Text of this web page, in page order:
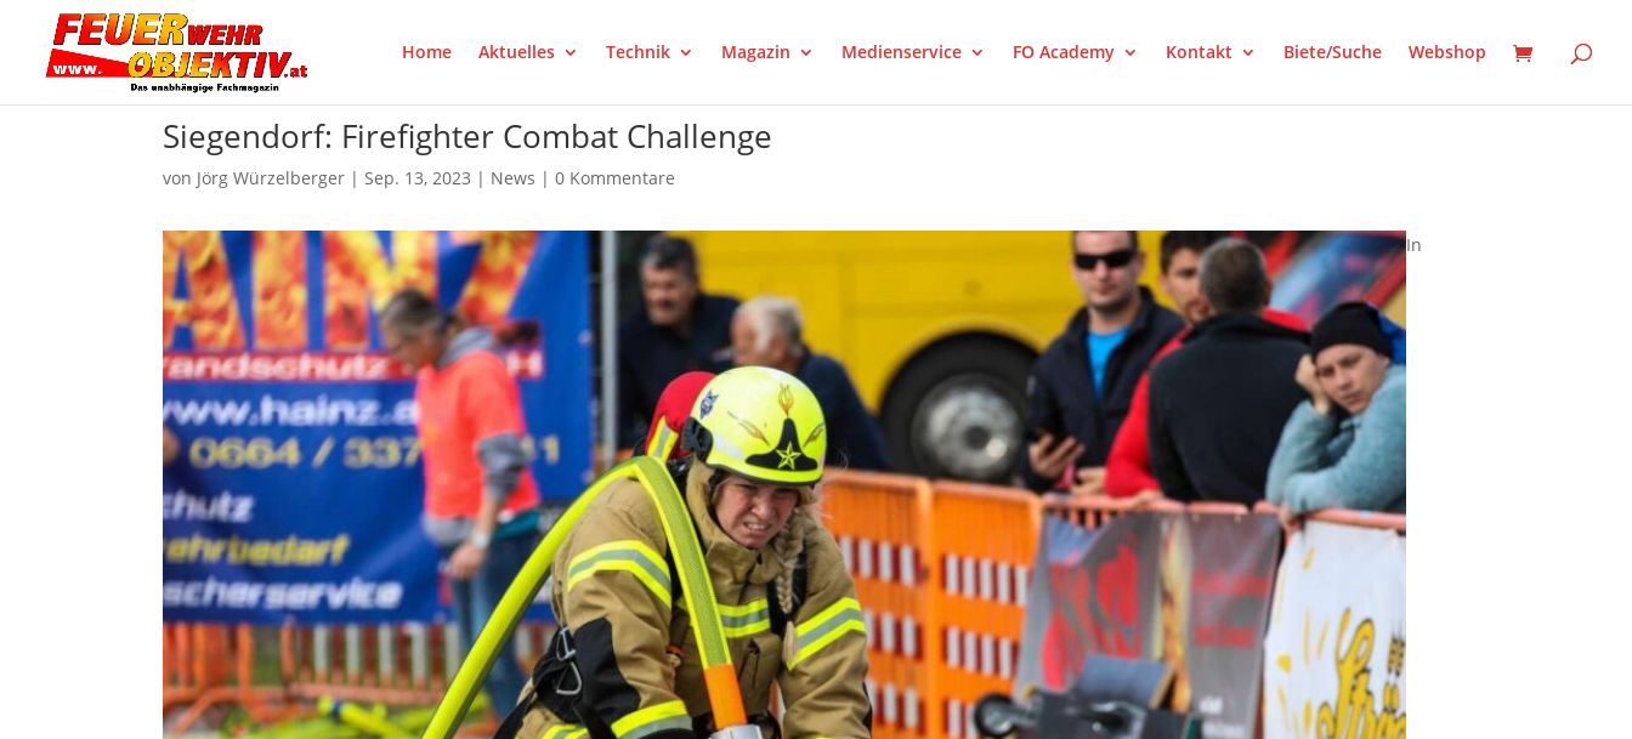
Home Aktuelles Technik Magazin Medienservice FO Academy Kontakt Biete/Suche Webshop
Siegendorf: Firefighter Combat Challenge
von Jörg Würzelberger |Sep. 13, 2023 | News |0 Kommentare
auf facebook teilen Pinterest LinkedIn
In